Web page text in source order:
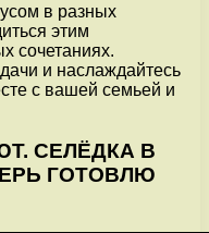
в разных
этим
сочетаниях.
и наслаждайтесь
с вашей семьей и
СЕЛЁДКА В
ГОТОВЛЮ